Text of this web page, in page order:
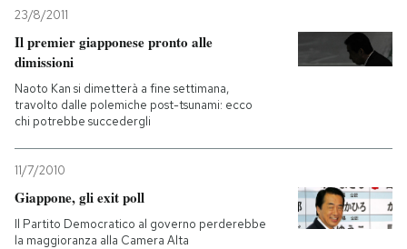
23/8/2011
Il premier giapponese pronto alle
dimissioni
Naoto Kan si dimetterà a fine settimana,
travolto dalle polemiche post-tsunami: ecco
chi potrebbe succedergli
11/7/2010
Giappone, gli exit poll
Il Partito Democratico al governo perderebbe
la maggioranza alla Camera Alta